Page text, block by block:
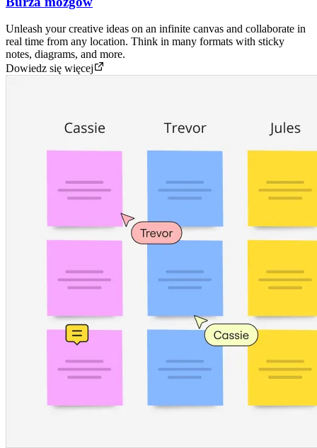
Unleash your creative ideas on an infinite canvas and collaborate in
real time from any location. Think in many formats with sticky
notes, diagrams, and more.
Dowiedz się więcej